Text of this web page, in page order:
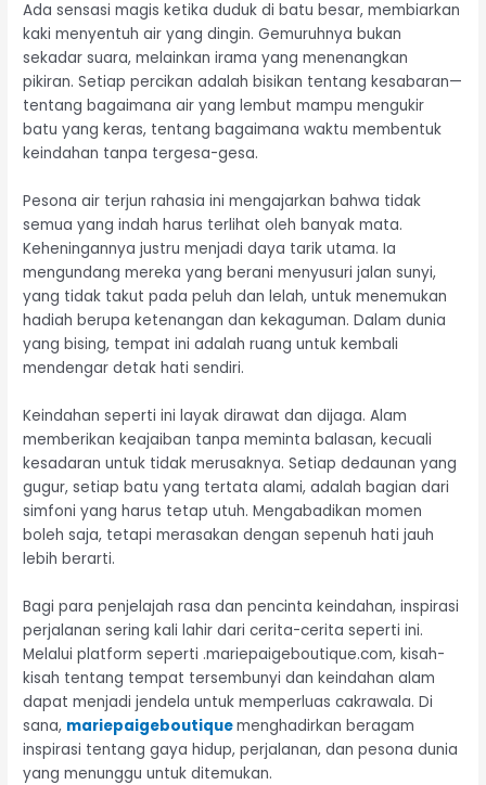
Ada sensasi magis ketika duduk di batu besar, membiarkan
kaki menyentuh air yang dingin. Gemuruhnya bukan
sekadar suara, melainkan irama yang menenangkan
pikiran. Setiap percikan adalah bisikan tentang kesabaran—
tentang bagaimana air yang lembut mampu mengukir
batu yang keras, tentang bagaimana waktu membentuk
keindahan tanpa tergesa-gesa.
Pesona air terjun rahasia ini mengajarkan bahwa tidak
semua yang indah harus terlihat oleh banyak mata.
Keheningannya justru menjadi daya tarik utama. Ia
mengundang mereka yang berani menyusuri jalan sunyi,
yang tidak takut pada peluh dan lelah, untuk menemukan
hadiah berupa ketenangan dan kekaguman. Dalam dunia
yang bising, tempat ini adalah ruang untuk kembali
mendengar detak hati sendiri.
Keindahan seperti ini layak dirawat dan dijaga. Alam
memberikan keajaiban tanpa meminta balasan, kecuali
kesadaran untuk tidak merusaknya. Setiap dedaunan yang
gugur, setiap batu yang tertata alami, adalah bagian dari
simfoni yang harus tetap utuh. Mengabadikan momen
boleh saja, tetapi merasakan dengan sepenuh hati jauh
lebih berarti.
Bagi para penjelajah rasa dan pencinta keindahan, inspirasi
perjalanan sering kali lahir dari cerita-cerita seperti ini.
Melalui platform seperti .mariepaigeboutique.com, kisah-
kisah tentang tempat tersembunyi dan keindahan alam
dapat menjadi jendela untuk memperluas cakrawala. Di
sana, mariepaigeboutiquemenghadirkan beragam
inspirasi tentang gaya hidup, perjalanan, dan pesona dunia
yang menunggu untuk ditemukan.